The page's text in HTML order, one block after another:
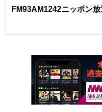
FM93AM1242ニッポン